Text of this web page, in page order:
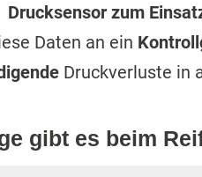
Drucksensor zum
Daten an ein
Druckverluste in
gibt es beim